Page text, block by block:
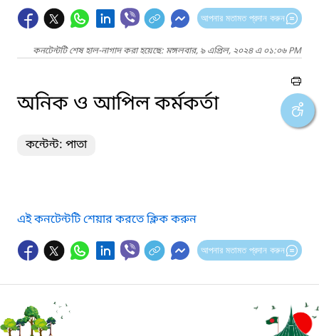
আপনার মতামত প্রদান করুন
কনটেন্টটি শেষ হাল-নাগাদ করা হয়েছে: মঙ্গলবার, ৯ এপ্রিল, ২০২৪ এ ০১:০৬ PM
অনিক ও আপিল কর্মকর্তা
কন্টেন্ট: পাতা
এই কনটেন্টটি শেয়ার করতে ক্লিক করুন
আপনার মতামত প্রদান করুন